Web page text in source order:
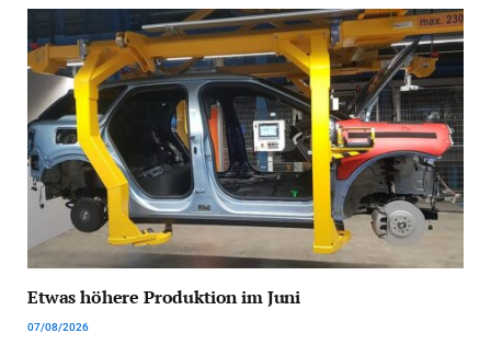
Etwas höhere Produktion im Juni
07/08/2026